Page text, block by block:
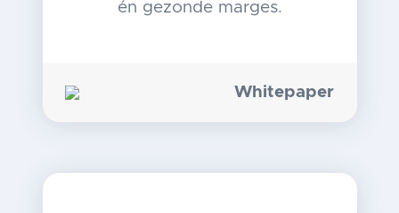
én gezonde marges.
Whitepaper